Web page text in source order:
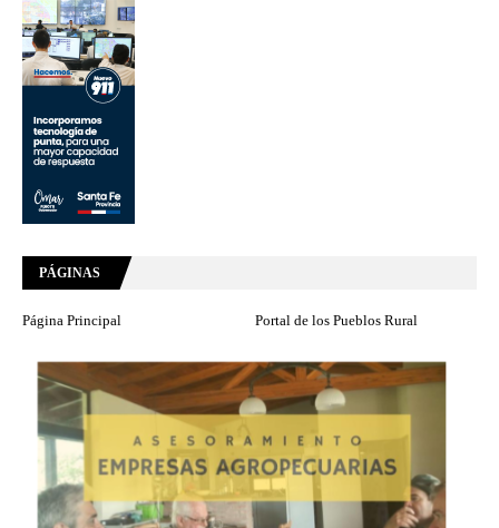
PÁGINAS
Página Principal Portal de los Pueblos Rural